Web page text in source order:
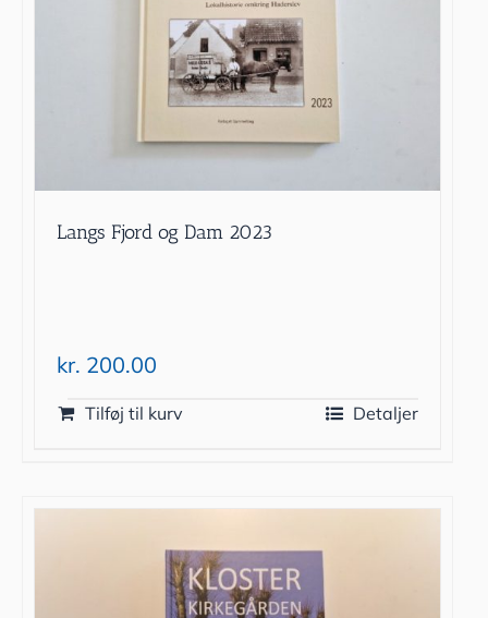
Langs Fjord og Dam 2023
kr. 200.00
Tilføj til kurv Detaljer